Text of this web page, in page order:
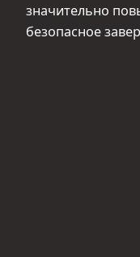
значительно
безопасное